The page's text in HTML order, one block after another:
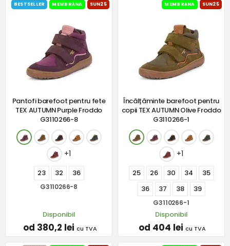
BESTSELLER MEMBRÁNA SUN25
Pantofi barefoot pentru fete
TEX AUTUMN Purple Froddo
G3110266-8
+1
23 32 36
G3110266-8
Disponibil
od 380,2 lei cu TVA
MEMBRÁNA SUN25
Încălțăminte barefoot pentru
copii TEX AUTUMN Olive Froddo
G3110266-1
+1
25 26 30 34
35
36
37 38 39
G3110266-1
Disponibil
od 404 lei cu TVA